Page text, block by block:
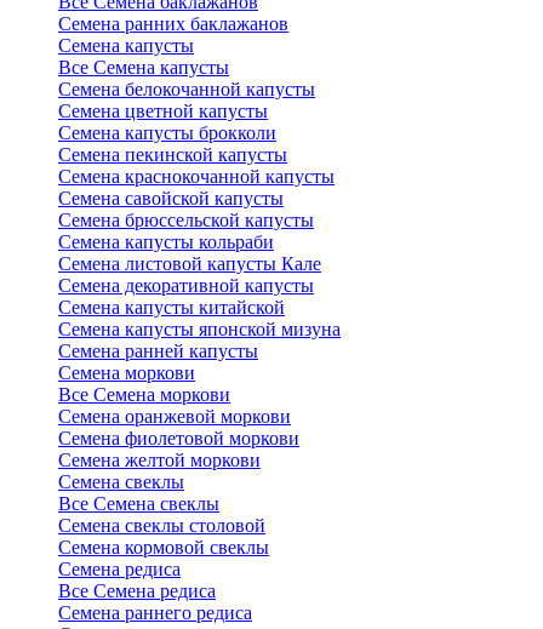
Семена ранних баклажанов
Семена капусты
Все Семена капусты
Семена белокочанной капусты
Семена цветной капусты
Семена капусты брокколи
Семена пекинской капусты
Семена краснокочанной капусты
Семена савойской капусты
Семена брюссельской капусты
Семена капусты кольраби
Семена листовой капусты Кале
Семена декоративной капусты
Семена капусты китайской
Семена капусты японской мизуна
Семена ранней капусты
Семена моркови
Все Семена моркови
Семена оранжевой моркови
Семена фиолетовой моркови
Семена желтой моркови
Семена свеклы
Все Семена свеклы
Семена свеклы столовой
Семена кормовой свеклы
Семена редиса
Все Семена редиса
Семена раннего редиса